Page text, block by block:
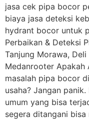
jasa cek pipa bocor
biaya jasa deteksi
hydrant bocor untuk
Perbaikan & Deteksi
Tanjung Morawa,
Medanrooter Apakah
masalah pipa bocor
usaha? Jangan
umum yang bisa
segera ditangani bisa